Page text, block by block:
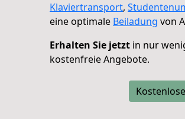
Klaviertransport,
eine optimale Beiladung von
Erhalten Sie jetzt in nur
kostenfreie Angebote.